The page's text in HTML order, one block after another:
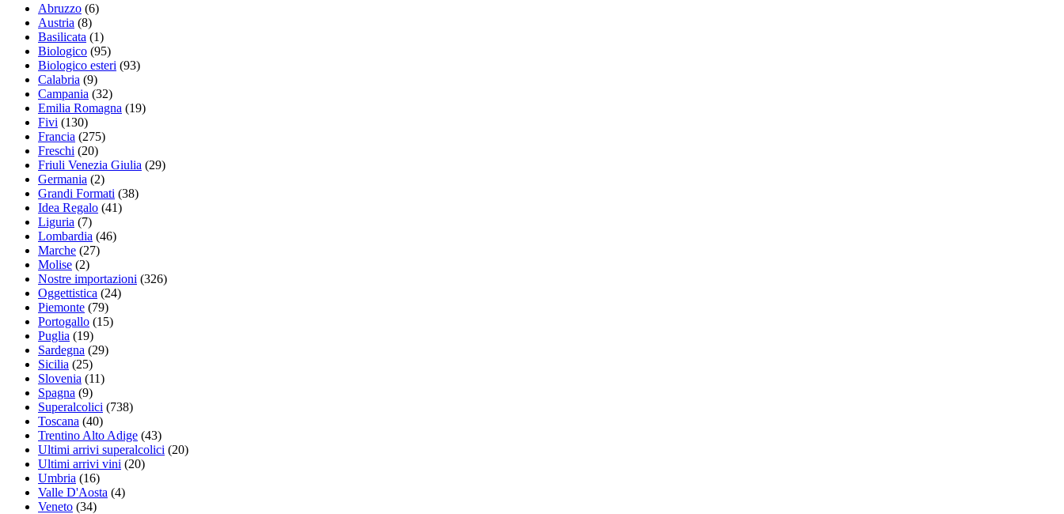
Abruzzo (6)
Austria (8)
Basilicata (1)
Biologico (95)
Biologico esteri (93)
Calabria (9)
Campania (32)
Emilia Romagna (19)
Fivi (130)
Francia (275)
Freschi (20)
Friuli Venezia Giulia (29)
Germania (2)
Grandi Formati (38)
Idea Regalo (41)
Liguria (7)
Lombardia (46)
Marche (27)
Molise (2)
Nostre importazioni (326)
Oggettistica (24)
Piemonte (79)
Portogallo (15)
Puglia (19)
Sardegna (29)
Sicilia (25)
Slovenia (11)
Spagna (9)
Superalcolici (738)
Toscana (40)
Trentino Alto Adige (43)
Ultimi arrivi superalcolici (20)
Ultimi arrivi vini (20)
Umbria (16)
Valle D'Aosta (4)
Veneto (34)